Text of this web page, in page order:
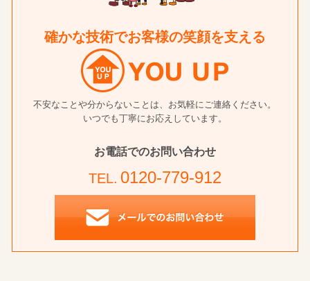
確かな技術でお客様の笑顔を支える
不安なことや分からないことは、お気軽にご連絡ください。
いつでも丁寧にお応えしています。
お電話でのお問い合わせ
TEL. 0120-779-912